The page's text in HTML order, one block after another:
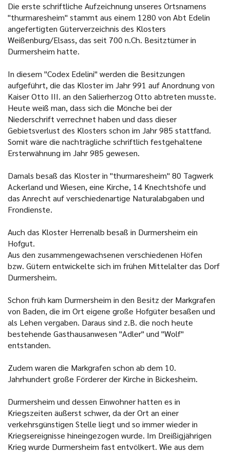
Die erste schriftliche Aufzeichnung unseres Ortsnamens
"thurmaresheim" stammt aus einem 1280 von Abt Edelin
angefertigten Güterverzeichnis des Klosters
Weißenburg/Elsass, das seit 700 n.Ch. Besitztümer in
Durmersheim hatte.
In diesem "Codex Edelini" werden die Besitzungen
aufgeführt, die das Kloster im Jahr 991 auf Anordnung von
Kaiser Otto III. an den Salierherzog Otto abtreten musste.
Heute weiß man, dass sich die Mönche bei der
Niederschrift verrechnet haben und dass dieser
Gebietsverlust des Klosters schon im Jahr 985 stattfand.
Somit wäre die nachträgliche schriftlich festgehaltene
Ersterwähnung im Jahr 985 gewesen.
Damals besaß das Kloster in "thurmaresheim" 80 Tagwerk
Ackerland und Wiesen, eine Kirche, 14 Knechtshöfe und
das Anrecht auf verschiedenartige Naturalabgaben und
Frondienste.
Auch das Kloster Herrenalb besaß in Durmersheim ein
Hofgut.
Aus den zusammengewachsenen verschiedenen Höfen
bzw. Gütern entwickelte sich im frühen Mittelalter das Dorf
Durmersheim.
Schon früh kam Durmersheim in den Besitz der Markgrafen
von Baden, die im Ort eigene große Hofgüter besaßen und
als Lehen vergaben. Daraus sind z.B. die noch heute
bestehende Gasthausanwesen "Adler" und "Wolf"
entstanden.
Zudem waren die Markgrafen schon ab dem 10.
Jahrhundert große Förderer der Kirche in Bickesheim.
Durmersheim und dessen Einwohner hatten es in
Kriegszeiten äußerst schwer, da der Ort an einer
verkehrsgünstigen Stelle liegt und so immer wieder in
Kriegsereignisse hineingezogen wurde. Im Dreißigjährigen
Krieg wurde Durmersheim fast entvölkert. Wie aus dem